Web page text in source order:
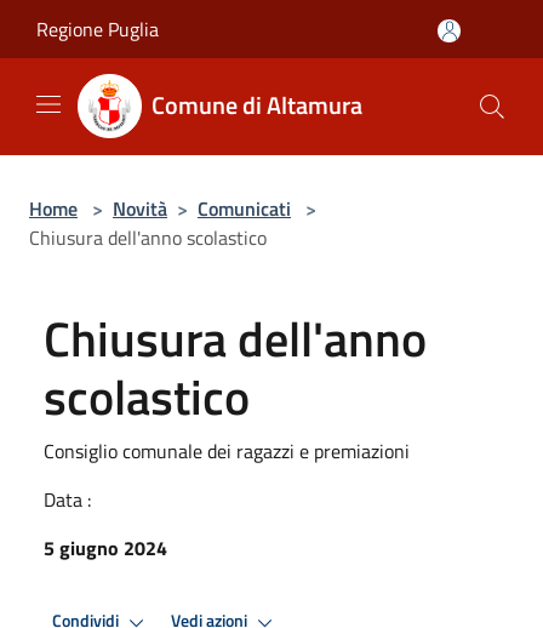
Regione Puglia
Comune di Altamura
Home > Novità > Comunicati >
Chiusura dell'anno scolastico
Chiusura dell'anno
scolastico
Consiglio comunale dei ragazzi e premiazioni
Data :
5 giugno 2024
Condividi Vedi azioni